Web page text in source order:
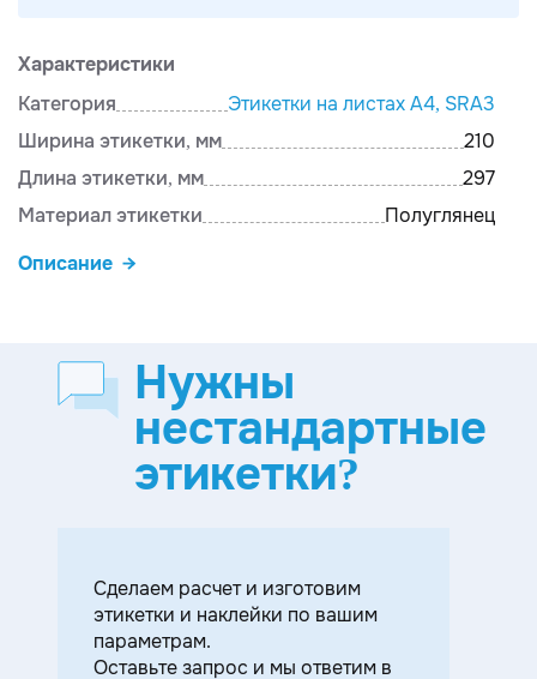
Характеристики
Категория
Этикетки на листах А4, SRА3
Ширина этикетки, мм
210
Длина этикетки, мм
297
Материал этикетки
Полуглянец
Описание
Нужны
нестандартные
этикетки?
Cделаем расчет и изготовим
этикетки и наклейки по вашим
параметрам.
Оставьте запрос и мы ответим в